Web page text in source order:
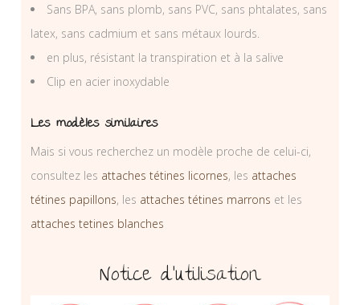
Sans BPA, sans plomb, sans PVC, sans phtalates, sans
latex, sans cadmium et sans métaux lourds.
en plus, résistant la transpiration et à la salive
Clip en acier inoxydable
Les modèles similaires
Mais si vous recherchez un modèle proche de celui-ci,
consultez les attaches tétines licornes, les attaches
tétines papillons, les attaches tétines marrons et les
attaches tetines blanches
Notice d’utilisation